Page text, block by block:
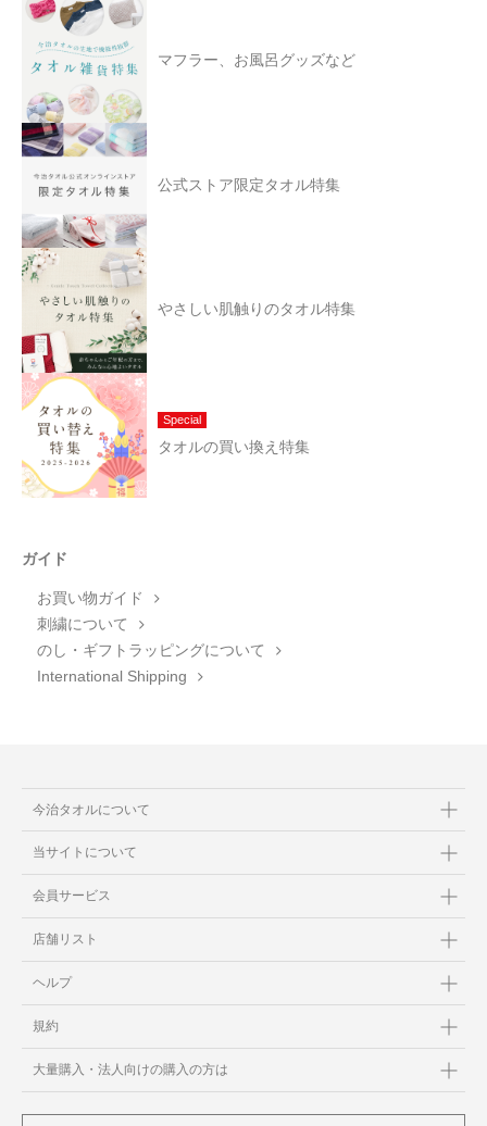
マフラー、お風呂グッズなど
公式ストア限定タオル特集
やさしい肌触りのタオル特集
Special
タオルの買い換え特集
ガイド
お買い物ガイド
刺繍について
のし・ギフトラッピングについて
International Shipping
今治タオルについて
当サイトについて
会員サービス
店舗リスト
ヘルプ
規約
大量購入・法人向けの購入の方は